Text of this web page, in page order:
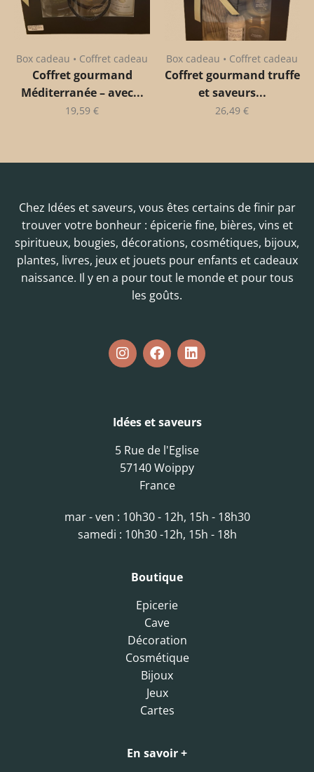
Box cadeau • Coffret cadeau
Coffret gourmand
Méditerranée – avec...
19,59 €
Box cadeau • Coffret cadeau
Coffret gourmand truffe
et saveurs...
26,49 €
Chez Idées et saveurs, vous êtes certains de finir par
trouver votre bonheur : épicerie fine, bières, vins et
spiritueux, bougies, décorations, cosmétiques, bijoux,
plantes, livres, jeux et jouets pour enfants et cadeaux
naissance. Il y en a pour tout le monde et pour tous
les goûts.
Idées et saveurs
5 Rue de l'Eglise
57140 Woippy
France
mar - ven : 10h30 - 12h, 15h - 18h30
samedi : 10h30 -12h, 15h - 18h
Boutique
Epicerie
Cave
Décoration
Cosmétique
Bijoux
Jeux
Cartes
En savoir +